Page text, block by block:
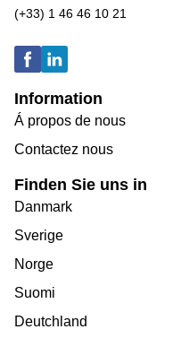
(+33) 1 46 46 10 21
Information
Á propos de nous
Contactez nous
Finden Sie uns in
Danmark
Sverige
Norge
Suomi
Deutchland